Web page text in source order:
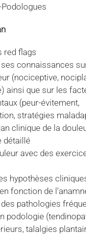
red flags
connaissances
(nociceptive,
ainsi que sur les
(peur-évitement,
stratégies
clinique de la
détaillé
avec des
hypothèses
fonction de
pathologies
podologie
talalgies